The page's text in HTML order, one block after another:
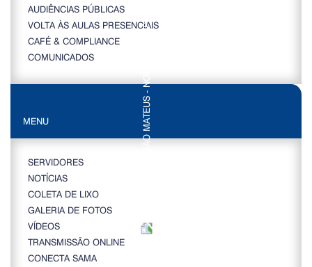
AUDIÊNCIAS PÚBLICAS
VOLTA ÀS AULAS PRESENCIAIS
CAFÉ & COMPLIANCE
COMUNICADOS
MENU
SERVIDORES
NOTÍCIAS
COLETA DE LIXO
GALERIA DE FOTOS
VÍDEOS
TRANSMISSÃO ONLINE
CONECTA SAMA